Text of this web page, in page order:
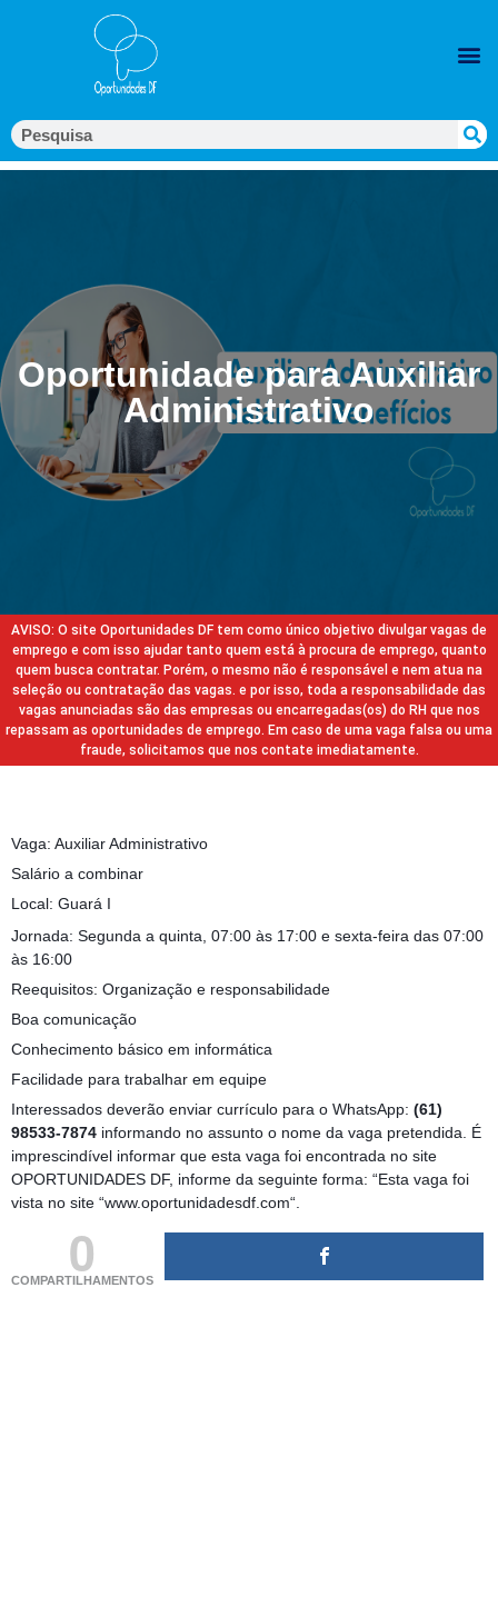
Oportunidade para Auxiliar
Administrativo
AVISO: O site Oportunidades DF tem como único objetivo divulgar vagas de
emprego e com isso ajudar tanto quem está à procura de emprego, quanto
quem busca contratar. Porém, o mesmo não é responsável e nem atua na
seleção ou contratação das vagas. e por isso, toda a responsabilidade das
vagas anunciadas são das empresas ou encarregadas(os) do RH que nos
repassam as oportunidades de emprego. Em caso de uma vaga falsa ou uma
fraude, solicitamos que nos contate imediatamente.
Vaga: Auxiliar Administrativo
Salário a combinar
Local: Guará I
Jornada: Segunda a quinta, 07:00 às 17:00 e sexta-feira das 07:00
às 16:00
Reequisitos: Organização e responsabilidade
Boa comunicação
Conhecimento básico em informática
Facilidade para trabalhar em equipe
Interessados deverão enviar currículo para o WhatsApp: (61)
98533-7874 informando no assunto o nome da vaga pretendida. É
imprescindível informar que esta vaga foi encontrada no site
OPORTUNIDADES DF, informe da seguinte forma: “Esta vaga foi
vista no site “www.oportunidadesdf.com“.
0
COMPARTILHAMENTOS